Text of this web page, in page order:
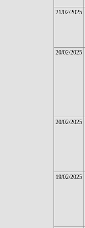
21/02/2025
20/02/2025
20/02/2025
19/02/2025